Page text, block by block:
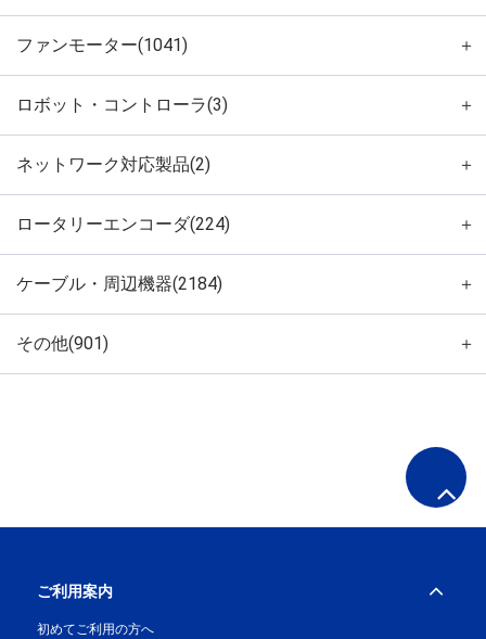
ファンモーター(1041) ＋
ロボット・コントローラ(3) ＋
ネットワーク対応製品(2) ＋
ロータリーエンコーダ(224) ＋
ケーブル・周辺機器(2184) ＋
その他(901) ＋
ご利用案内
初めてご利用の方へ